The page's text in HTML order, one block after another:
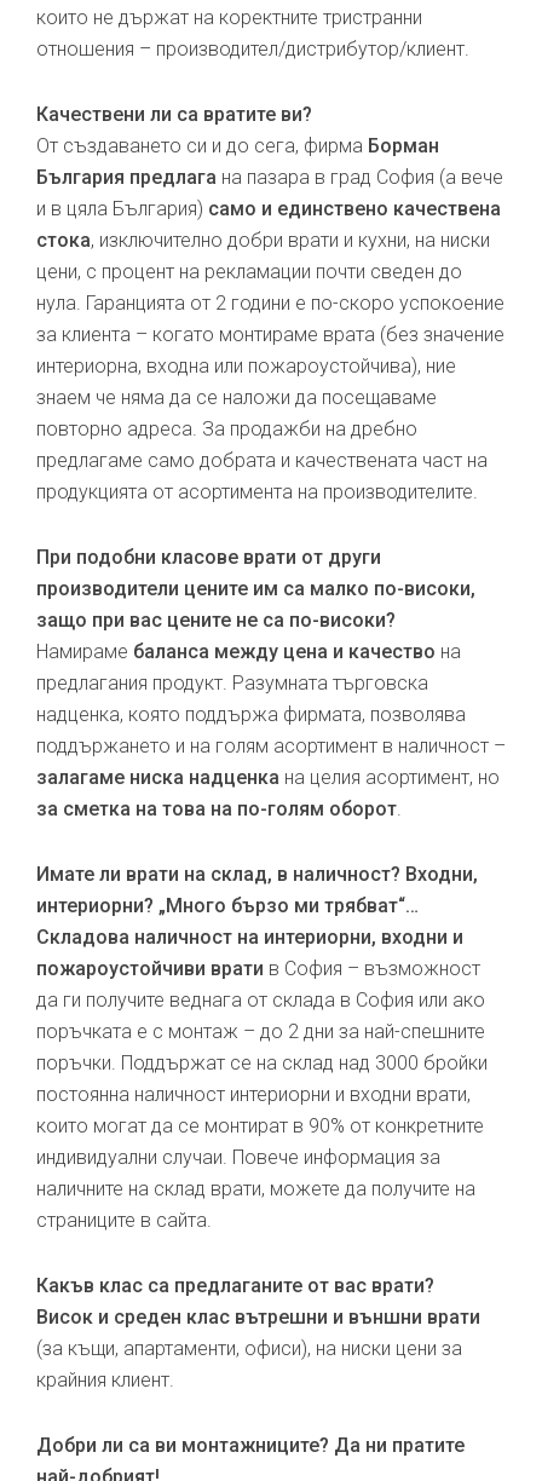
които не държат на коректните тристранни
отношения – производител/дистрибутор/клиент.
Качествени ли са вратите ви?
От създаването си и до сега, фирма Борман
България предлага на пазара в град София (а вече
и в цяла България) само и единствено качествена
стока, изключително добри врати и кухни, на ниски
цени, с процент на рекламации почти сведен до
нула. Гаранцията от 2 години е по-скоро успокоение
за клиента – когато монтираме врата (без значение
интериорна, входна или пожароустойчива), ние
знаем че няма да се наложи да посещаваме
повторно адреса. За продажби на дребно
предлагаме само добрата и качествената част на
продукцията от асортимента на производителите.
При подобни класове врати от други
производители цените им са малко по-високи,
защо при вас цените не са по-високи?
Намираме баланса между цена и качество на
предлагания продукт. Разумната търговска
надценка, която поддържа фирмата, позволява
поддържането и на голям асортимент в наличност –
залагаме ниска надценка на целия асортимент, но
за сметка на това на по-голям оборот.
Имате ли врати на склад, в наличност? Входни,
интериорни? „Много бързо ми трябват“…
Складова наличност на интериорни, входни и
пожароустойчиви врати в София – възможност
да ги получите веднага от склада в София или ако
поръчката е с монтаж – до 2 дни за най-спешните
поръчки. Поддържат се на склад над 3000 бройки
постоянна наличност интериорни и входни врати,
които могат да се монтират в 90% от конкретните
индивидуални случаи. Повече информация за
наличните на склад врати, можете да получите на
страниците в сайта.
Какъв клас са предлаганите от вас врати?
Висок и среден клас вътрешни и външни врати
(за къщи, апартаменти, офиси), на ниски цени за
крайния клиент.
Добри ли са ви монтажниците? Да ни пратите